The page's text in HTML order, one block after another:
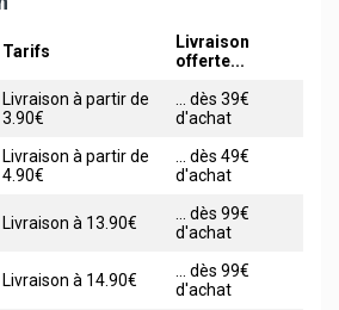
Tarifs
Livraison
offerte...
Livraison à partir de
3.90€
... dès 39€
d'achat
Livraison à partir de
4.90€
... dès 49€
d'achat
Livraison à 13.90€
... dès 99€
d'achat
Livraison à 14.90€
... dès 99€
d'achat